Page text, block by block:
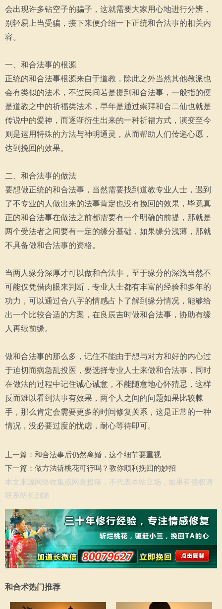
会出现许多钻空子的骗子，这就需要大家用心地进行分辨，
别轻易上当受骗，接下来便介绍一下正统和合法事的相关内
容。
一、和合法事的根源
正统的和合法事根源来自于道教，除此之外当然其他教派也
会有类似的法术，不过民间若是提到和合法事，一般指的便
是道教之中的祈福类法术，早年是通过崇拜和合二仙也就是
传说中的爱神，而逐渐衍生出来的一种祈福方式，演变至今
则是运用特殊的方法与神明通灵，从而帮助人们传递心愿，
达到挽回的效果。
二、和合法事的做法
要想做正统的和合法事，当然需要找到道教专业人士，遇到
了不专业的人做出来的法事肯定也没有挽回的效果，毕竟真
正的和合法事在做法之前都需要有一个明确的前提，那就是
两个受法者之间要有一定的缘分基础，如果缘分浅薄，那就
不具备做和合法事的资格。
当两人缘分深厚才可以做和合法事，至于缘分的深浅当然不
可能仅凭借肉眼来判断，专业人士都有丰富的经验和多年的
功力，可以通过合八字的情感占卜了解到缘分情况，能够给
出一个比较合适的方案，在良辰吉时做和合法事，协助有缘
人再续前缘。
做和合法事的那么多，记住不能由于想与对方和好的内心过
于迫切而病急乱投医，要选择专业人士来做和合法事，同时
在做法的过程中记住诚心诚意，不能随意地心怀猜忌，这样
反而难以看到法事有效果，两个人之间的问题如果比较棘
手，那么肯定会需要更多的时间修复关系，这是正常的一种
情况，没必要过度的忧虑，耐心等待即可。
上一篇： 和合法事后仍然离婚，这个细节要重视
下一篇： 做方法斩桃花可行吗？教你顺利挽回的妙招
本文来源网络收集或网友投稿，不代表本站立场，如果有侵权请
联系站长删除
和合术热门推荐